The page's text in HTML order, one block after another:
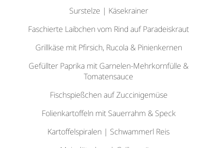
Surstelze | Käsekrainer
Faschierte Laibchen vom Rind auf Paradeiskraut
Grillkäse mit Pfirsich, Rucola & Pinienkernen
Gefüllter Paprika mit Garnelen-Mehrkornfülle &
Tomatensauce
Fischspießchen auf Zuccinigemüse
Folienkartoffeln mit Sauerrahm & Speck
Kartoffelspiralen | Schwammerl Reis